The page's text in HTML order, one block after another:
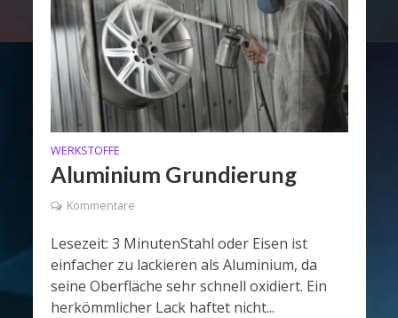
WERKSTOFFE
Aluminium Grundierung
Kommentare
Lesezeit: 3 MinutenStahl oder Eisen ist
einfacher zu lackieren als Aluminium, da
seine Oberfläche sehr schnell oxidiert. Ein
herkömmlicher Lack haftet nicht...